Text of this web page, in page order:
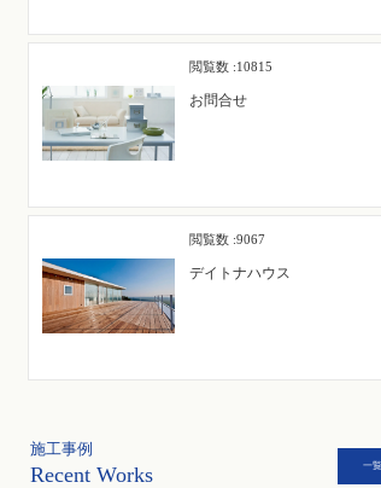
閲覧数 :10815
お問合せ
閲覧数 :9067
デイトナハウス
施工事例
Recent Works 一